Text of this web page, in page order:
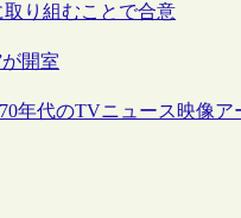
り組むことで合意
開室
年代のTVニュース映像ア